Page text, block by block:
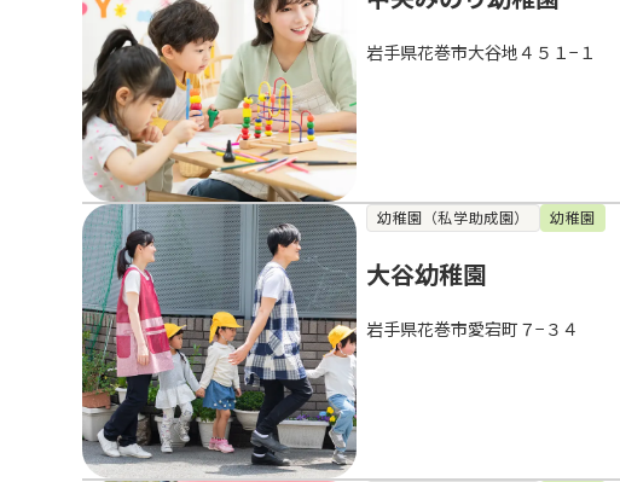
岩手県花巻市大谷地４５１−１
幼稚園（私学助成園） 幼稚園
大谷幼稚園
岩手県花巻市愛宕町７−３４